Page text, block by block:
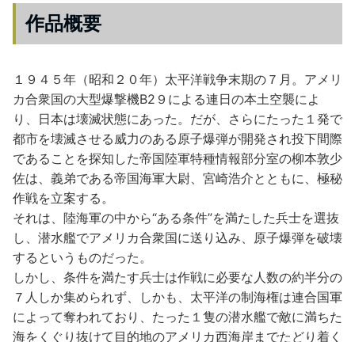
作品概要
１９４５年（昭和２０年）太平洋戦争末期の７月。アメリ
カ合衆国の大型爆撃機B2９による連日の本土空襲によ
り、日本は壊滅状態にあった。だが、さらにたった１発で
都市を壊滅させる威力のある原子爆弾が開発され投下間際
であることを探知した帝国陸軍特種情報部分室の柳本敦少
佐は、義弟である帝国海軍大尉、宮崎浩介とともに、極秘
作戦を立案する。
それは、陸海軍の中から“ある条件”を満たした兵士を選抜
し、潜水艦でアメリカ合衆国に送り込み、原子爆弾を破壊
するというものだった。
しかし、条件を満たす兵士は作戦に必要な人数の約半分の
７人しか集められず、しかも、太平洋の制海権は連合国軍
によって奪われており、たった１隻の潜水艦で敵に満ちた
海をくぐり抜けて目的地のアメリカ西海岸までたどり着く